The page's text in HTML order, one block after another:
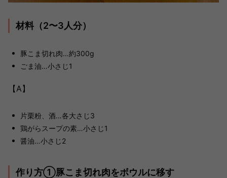
材料（2〜3人分）
豚こま切れ肉…約300g
ごま油…小さじ1
【A】
片栗粉、酒…各大さじ3
鶏がらスープの素…小さじ1
醤油…小さじ2
作り方①豚こま切れ肉をボウルに移す